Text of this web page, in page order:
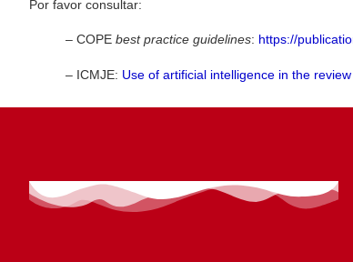
Por favor consultar:
– COPE best practice guidelines: https://
– ICMJE: Use of artificial intelligence in the